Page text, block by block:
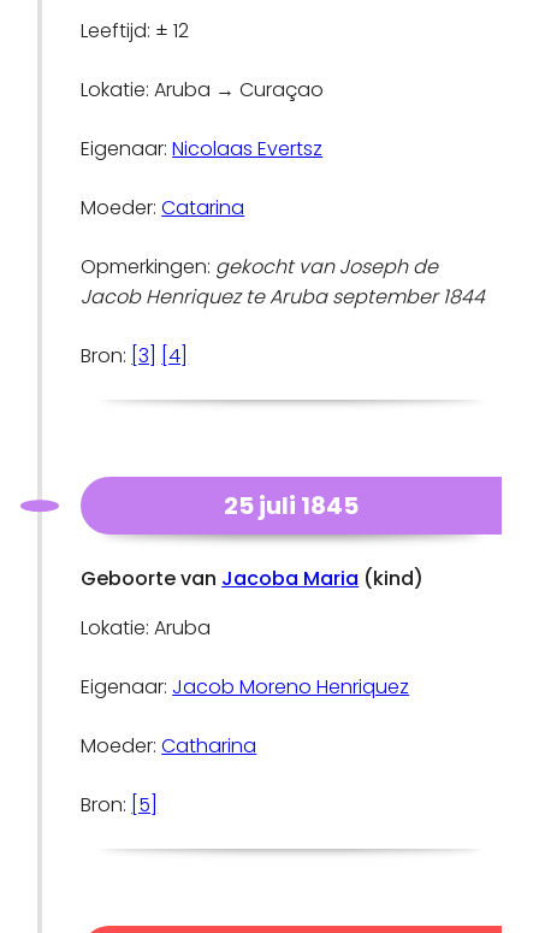
Leeftijd: ± 12
Lokatie: Aruba → Curaçao
Eigenaar:Nicolaas Evertsz
Moeder:Catarina
Opmerkingen: gekocht van Joseph de
Jacob Henriquez te Aruba september 1844
Bron: [3] [4]
25 juli 1845
Geboorte van Jacoba Maria (kind)
Lokatie: Aruba
Eigenaar: Jacob Moreno Henriquez
Moeder:Catharina
Bron: [5]